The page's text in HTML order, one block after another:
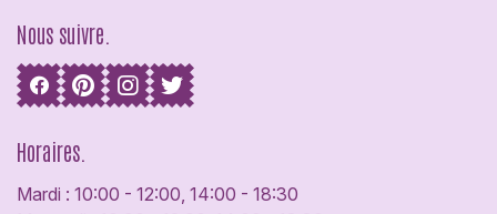
Nous suivre.
Horaires.
Mardi : 10:00 - 12:00, 14:00 - 18:30